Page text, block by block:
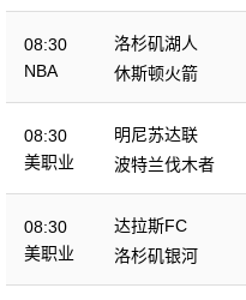
08:30
NBA
洛杉矶湖人
休斯顿火箭
08:30
美职业
明尼苏达联
波特兰伐木者
08:30
美职业
达拉斯FC
洛杉矶银河